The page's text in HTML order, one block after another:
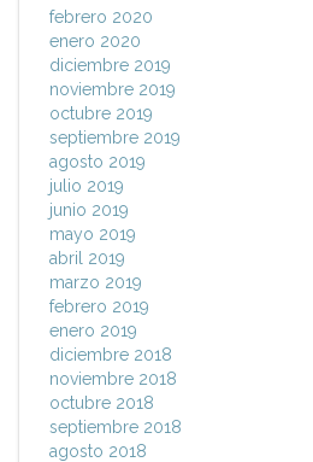
febrero 2020
enero 2020
diciembre 2019
noviembre 2019
octubre 2019
septiembre 2019
agosto 2019
julio 2019
junio 2019
mayo 2019
abril 2019
marzo 2019
febrero 2019
enero 2019
diciembre 2018
noviembre 2018
octubre 2018
septiembre 2018
agosto 2018